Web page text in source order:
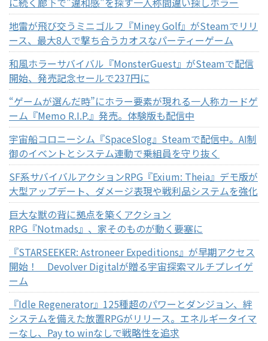
地雷が飛び交うミニゴルフ『Miney Golf』がSteamでリリ
ース、最大8人で撃ち合うカオスなパーティーゲーム
和風ホラーサバイバル『MonsterGuest』がSteamで配信
開始、発売記念セールで237円に
“ゲームが選んだ時”にホラー要素が現れる一人称カードゲ
ーム『Memo R.I.P.』発売。体験版も配信中
宇宙船コロニーシム『SpaceSlog』Steamで配信中。AI制
御のイベントとシステム連動で乗組員を守り抜く
SF系サバイバルアクションRPG『Exium: Theia』デモ版が
大型アップデート、ダメージ表現や戦利品システムを強化
巨大な獣の背に拠点を築くアクション
RPG『Notmads』、家そのものが動く要塞に
『STARSEEKER: Astroneer Expeditions』が早期アクセス
開始！ Devolver Digitalが贈る宇宙探索マルチプレイゲ
ーム
『Idle Regenerator』125種超のパワーとダンジョン、絆
システムを備えた放置RPGがリリース。エネルギータイマ
ーなし、Pay to winなしで戦略性を追求